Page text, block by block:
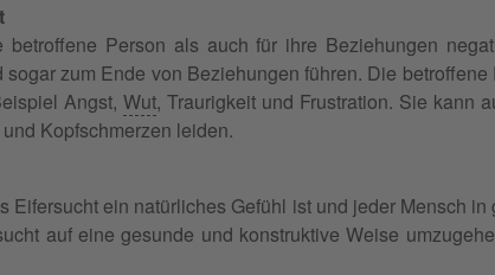
Person als auch für ihre Beziehungen
sogar zum Ende von Beziehungen führen. Die
Angst, Wut, Traurigkeit und Frustration. Sie kann
Kopfschmerzen leiden.
Eifersucht ein natürliches Gefühl ist und jeder Mensch
auf eine gesunde und konstruktive Weise